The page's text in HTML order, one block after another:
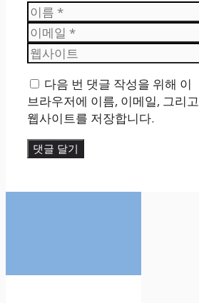
이
름
이
메
일
웹
사
이
트
다음 번 댓글 작성을 위해 이
브라우저에 이름, 이메일, 그리고
웹사이트를 저장합니다.